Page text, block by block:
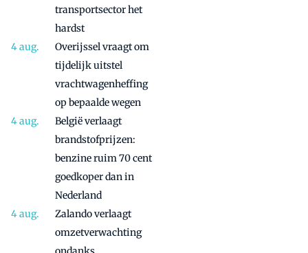
transportsector het
hardst
Overijssel vraagt om
tijdelijk uitstel
vrachtwagenheffing
op bepaalde wegen
België verlaagt
brandstofprijzen:
benzine ruim 70 cent
goedkoper dan in
Nederland
Zalando verlaagt
omzetverwachting